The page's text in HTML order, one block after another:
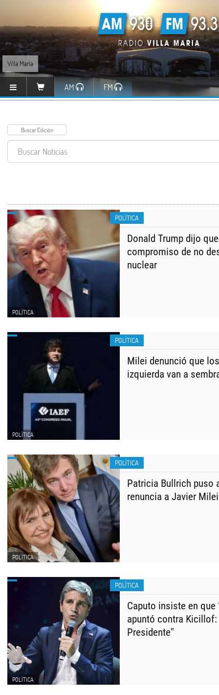
Villa María
AM FM
POLÍTICA
POLÍTICA
Donald Trump dijo
compromiso de no
nuclear
POLÍTICA
POLÍTICA
Milei denunció que
izquierda van a
POLÍTICA
POLÍTICA
Patricia Bullrich puso
renuncia a Javier Milei
POLÍTICA
POLÍTICA
Caputo insiste en que
apuntó contra Kicillof:
Presidente"